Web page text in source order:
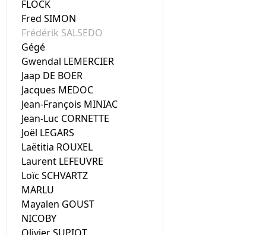
FLOCK
Fred SIMON
Frédérik SALSEDO
Gégé
Gwendal LEMERCIER
Jaap DE BOER
Jacques MEDOC
Jean-François MINIAC
Jean-Luc CORNETTE
Joël LEGARS
Laëtitia ROUXEL
Laurent LEFEUVRE
Loïc SCHVARTZ
MARLU
Mayalen GOUST
NICOBY